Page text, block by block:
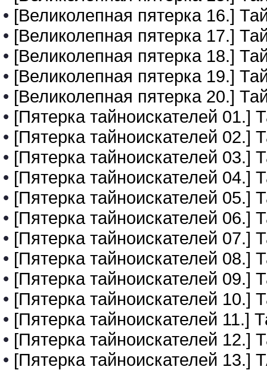
• [Великолепная пятерка 16.]
• [Великолепная пятерка 17.]
• [Великолепная пятерка 18.]
• [Великолепная пятерка 19.]
• [Великолепная пятерка 20.]
• [Пятерка тайноискателей 01.]
• [Пятерка тайноискателей 02.]
• [Пятерка тайноискателей 03.]
• [Пятерка тайноискателей 04.]
• [Пятерка тайноискателей 05.]
• [Пятерка тайноискателей
• [Пятерка тайноискателей 07.]
• [Пятерка тайноискателей 08.]
• [Пятерка тайноискателей 09.]
• [Пятерка тайноискателей 10.]
• [Пятерка тайноискателей 11.]
• [Пятерка тайноискателей 12.]
• [Пятерка тайноискателей